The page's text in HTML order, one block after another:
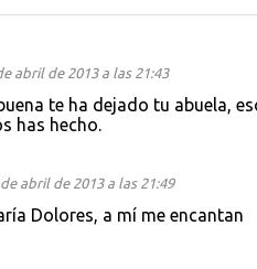
abril de 2013 a las 21:43
te ha dejado tu abuela,
has hecho.
de abril de 2013 a las 21:49
Dolores, a mí me encantan